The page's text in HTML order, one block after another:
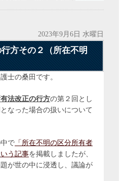
2023年9月6日 水曜日
方その２（所在不明
士の桑田です。
法改正の行方の第２回とし
なった場合の扱いについて
で 「所在不明の区分所有者
う記事を掲載しましたが、
が世の中に浸透し、議論が